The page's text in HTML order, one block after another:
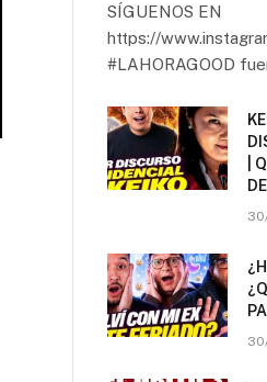
SÍGUENOS EN
https://
#LAHORAGOOD
|